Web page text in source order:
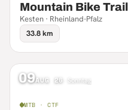
Mountain Bike Trail
Kesten · Rheinland-Pfalz
33.8 km
09AUG 26 Sonntag
MTB · CTF